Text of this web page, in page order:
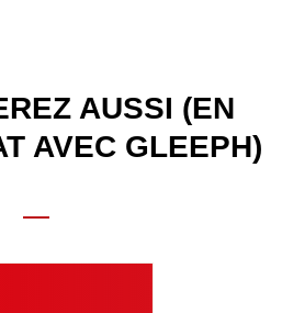
AUSSI (EN
AVEC GLEEPH)